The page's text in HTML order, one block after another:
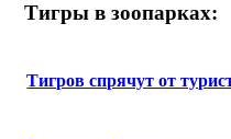
Тигры в зоопарках:
Тигров спрячут от